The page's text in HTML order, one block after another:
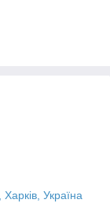
Україна